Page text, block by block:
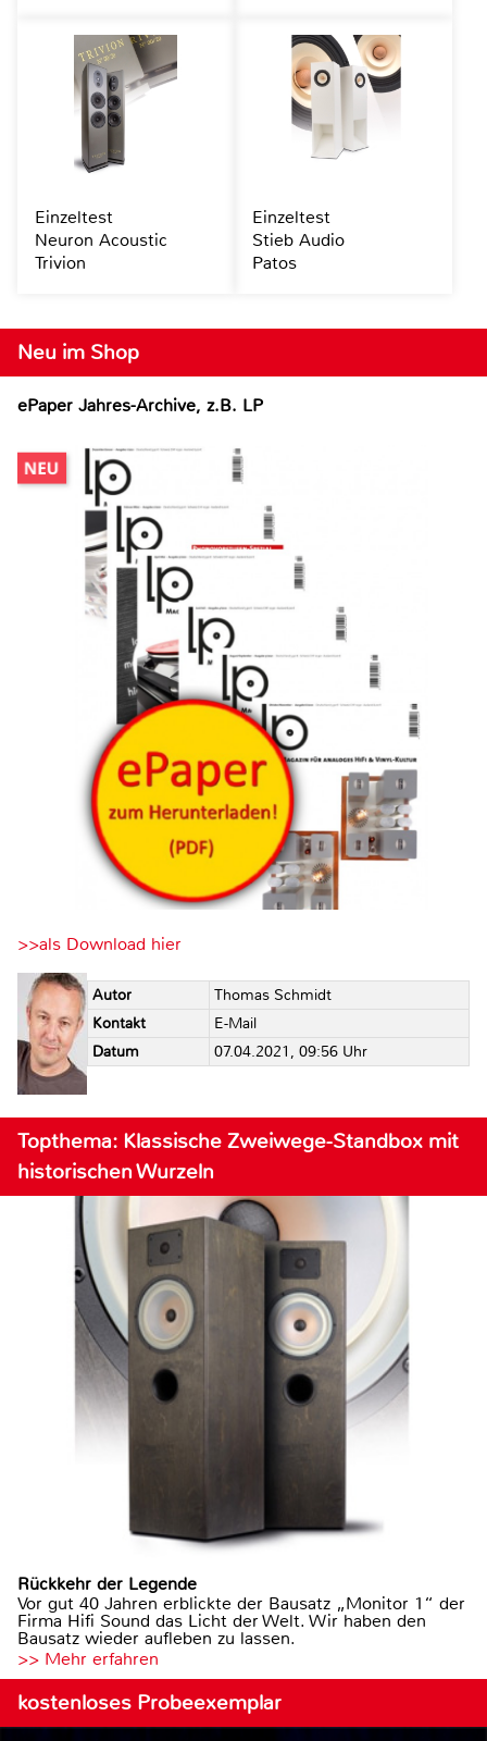
Neu im Shop
ePaper Jahres-Archive, z.B. LP
>>als Download hier
Autor
Thomas Schmidt
Kontakt
E-Mail
Datum
07.04.2021, 09:56 Uhr
Topthema: Klassische Zweiwege-Standbox mit
historischen Wurzeln
Rückkehr der Legende
Vor gut 40 Jahren erblickte der Bausatz „Monitor 1“ der
Firma Hifi Sound das Licht der Welt. Wir haben den
Bausatz wieder aufleben zu lassen.
>> Mehr erfahren
kostenloses Probeexemplar
Einzeltest
Neuron Acoustic
Trivion
Einzeltest
Stieb Audio
Patos